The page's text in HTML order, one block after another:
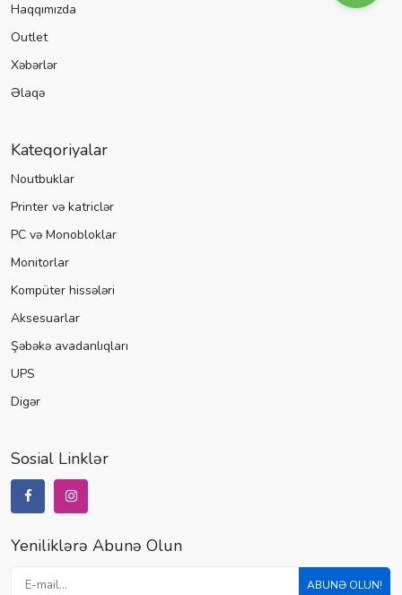
Haqqımızda
Outlet
Xəbərlər
Əlaqə
Kateqoriyalar
Noutbuklar
Printer və katriclər
PC və Monobloklar
Monitorlar
Kompüter hissələri
Aksesuarlar
Şəbəkə avadanlıqları
UPS
Digər
Sosial Linklər
Yeniliklərə Abunə Olun
ABUNƏ OLUN!